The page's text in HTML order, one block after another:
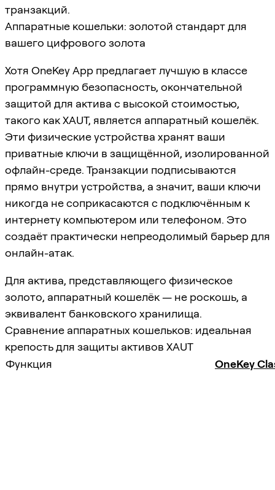
транзакций.
Аппаратные кошельки: золотой стандарт для
вашего цифрового золота
Хотя OneKey App предлагает лучшую в классе
программную безопасность, окончательной
защитой для актива с высокой стоимостью,
такого как XAUT, является аппаратный кошелёк.
Эти физические устройства хранят ваши
приватные ключи в защищённой, изолированной
офлайн-среде. Транзакции подписываются
прямо внутри устройства, а значит, ваши ключи
никогда не соприкасаются с подключённым к
интернету компьютером или телефоном. Это
создаёт практически непреодолимый барьер для
онлайн-атак.
Для актива, представляющего физическое
золото, аппаратный кошелёк — не роскошь, а
эквивалент банковского хранилища.
Сравнение аппаратных кошельков: идеальная
крепость для защиты активов XAUT
Функция
OneKey